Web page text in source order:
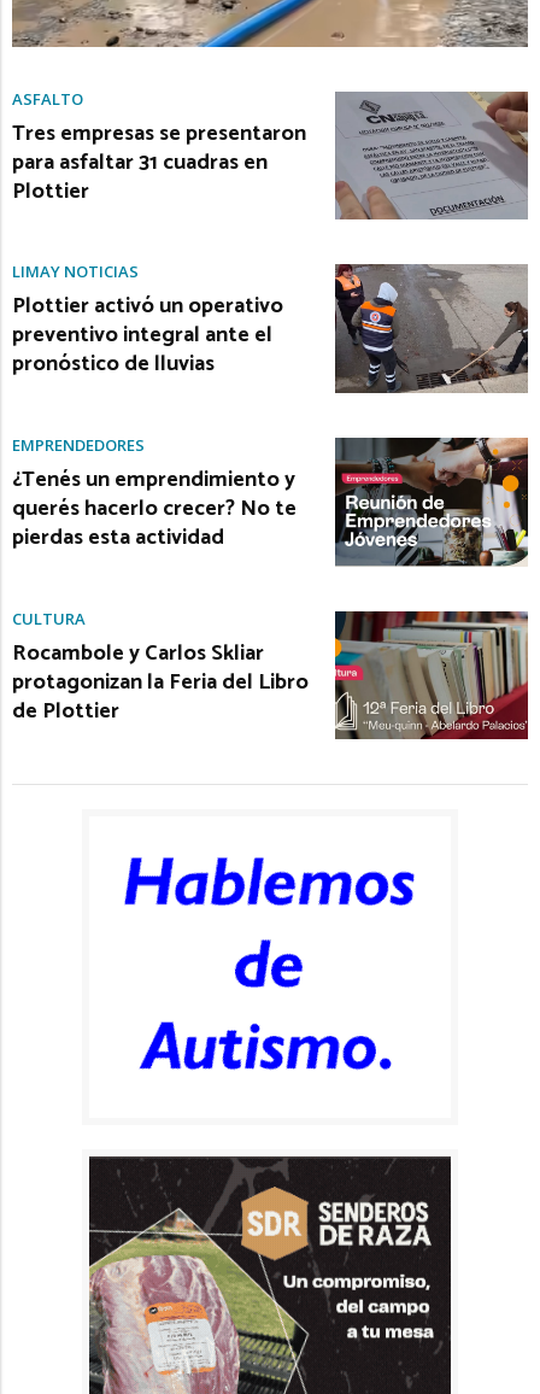
ASFALTO
Tres empresas se presentaron
para asfaltar 31 cuadras en
Plottier
LIMAY NOTICIAS
Plottier activó un operativo
preventivo integral ante el
pronóstico de lluvias
EMPRENDEDORES
¿Tenés un emprendimiento y
querés hacerlo crecer? No te
pierdas esta actividad
CULTURA
Rocambole y Carlos Skliar
protagonizan la Feria del Libro
de Plottier